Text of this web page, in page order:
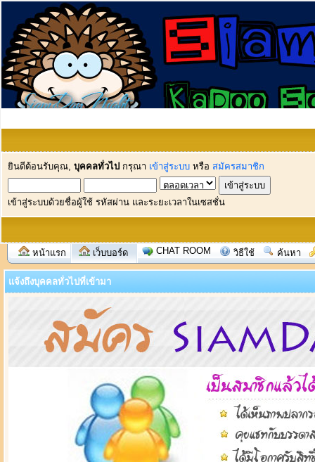
ยินดีต้อนรับคุณ, บุคคลทั่วไป กรุณา เข้าสู่ระบบ หรือ สมัครสมาชิก
เข้าสู่ระบบด้วยชื่อผู้ใช้ รหัสผ่าน และระยะเวลาในเซสชั่น
หน้าแรก เว็บบอร์ด CHAT ROOM วิธีใช้ ค้นหา
แจ้งถึงบุคคลทั่วไปที่เข้ามา